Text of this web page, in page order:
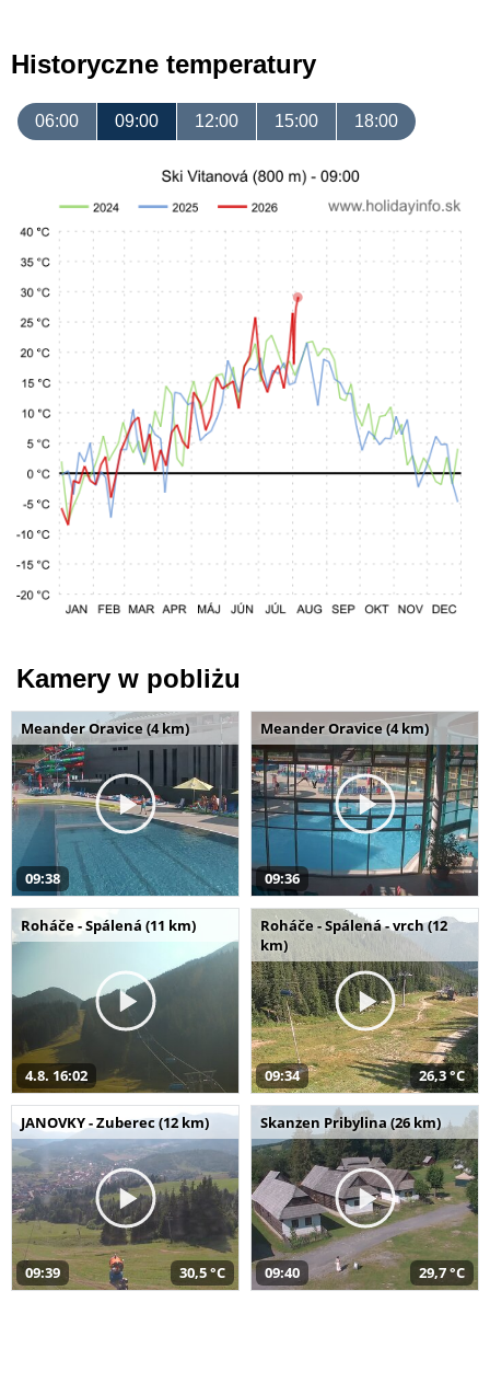
Historyczne temperatury
06:00 09:00 12:00 15:00 18:00
Kamery w pobliżu
Meander Oravice (4 km)
09:38
Meander Oravice (4 km)
09:36
Roháče - Spálená (11 km)
4.8. 16:02
Roháče - Spálená - vrch (12
km)
09:34 26,3 °C
JANOVKY - Zuberec (12 km)
09:39 30,5 °C
Skanzen Pribylina (26 km)
09:40 29,7 °C